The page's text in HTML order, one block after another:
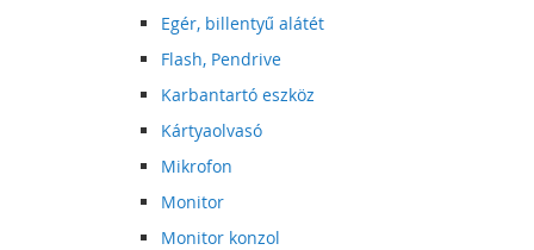
Egér, billentyű alátét
Flash, Pendrive
Karbantartó eszköz
Kártyaolvasó
Mikrofon
Monitor
Monitor konzol